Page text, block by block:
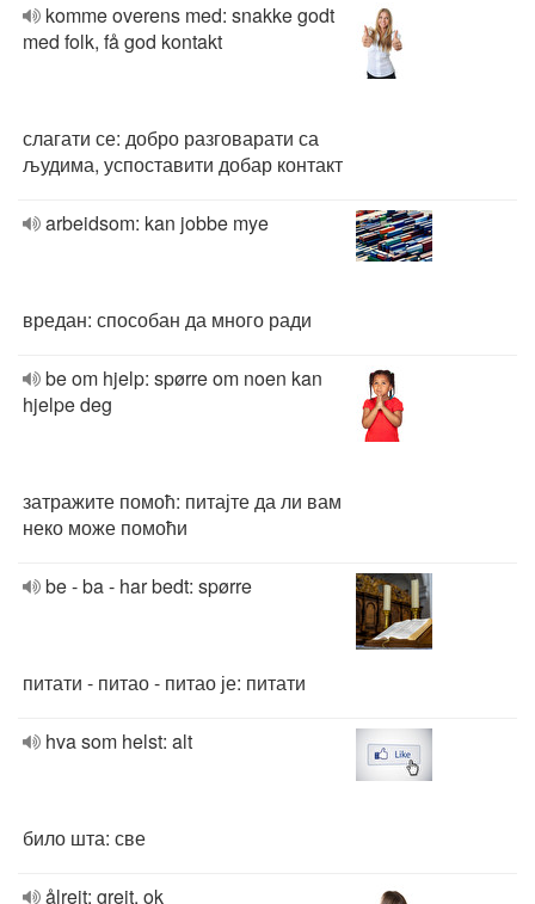
komme overens med: snakke godt
med folk, få god kontakt
слагати се: добро разговарати са
људима, успоставити добар контакт
arbeidsom: kan jobbe mye
вредан: способан да много ради
be om hjelp: spørre om noen kan
hjelpe deg
затражите помоћ: питајте да ли вам
неко може помоћи
be - ba - har bedt: spørre
питати - питао - питао је: питати
hva som helst: alt
било шта: све
ålreit: greit, ok